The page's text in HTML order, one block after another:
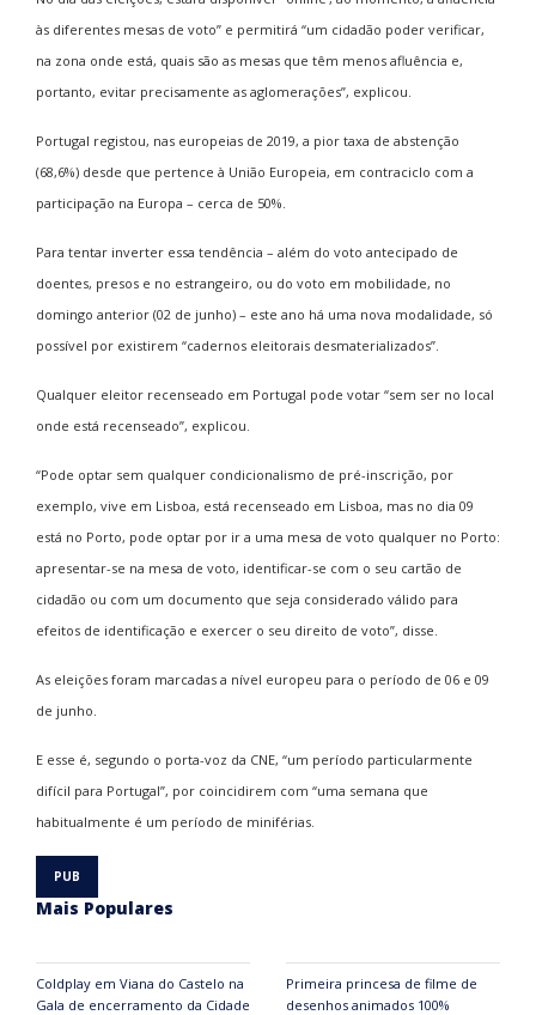
às diferentes mesas de voto” e permitirá “um cidadão poder verificar,
na zona onde está, quais são as mesas que têm menos afluência e,
portanto, evitar precisamente as aglomerações”, explicou.
Portugal registou, nas europeias de 2019, a pior taxa de abstenção
(68,6%) desde que pertence à União Europeia, em contraciclo com a
participação na Europa – cerca de 50%.
Para tentar inverter essa tendência – além do voto antecipado de
doentes, presos e no estrangeiro, ou do voto em mobilidade, no
domingo anterior (02 de junho) – este ano há uma nova modalidade, só
possível por existirem “cadernos eleitorais desmaterializados”.
Qualquer eleitor recenseado em Portugal pode votar “sem ser no local
onde está recenseado”, explicou.
“Pode optar sem qualquer condicionalismo de pré-inscrição, por
exemplo, vive em Lisboa, está recenseado em Lisboa, mas no dia 09
está no Porto, pode optar por ir a uma mesa de voto qualquer no Porto:
apresentar-se na mesa de voto, identificar-se com o seu cartão de
cidadão ou com um documento que seja considerado válido para
efeitos de identificação e exercer o seu direito de voto”, disse.
As eleições foram marcadas a nível europeu para o período de 06 e 09
de junho.
E esse é, segundo o porta-voz da CNE, “um período particularmente
difícil para Portugal”, por coincidirem com “uma semana que
habitualmente é um período de miniférias.
Mais Populares
Coldplay em Viana do Castelo na
Gala de encerramento da Cidade
Primeira princesa de filme de
desenhos animados 100%